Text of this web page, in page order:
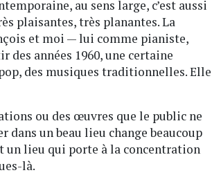
au sens large, c’est aussi
plaisantes, très planantes. La
et moi — lui comme pianiste,
années 1960, une certaine
des musiques traditionnelles. Elle
ou des œuvres que le public ne
un beau lieu change beaucoup
un lieu qui porte à la concentration
là.